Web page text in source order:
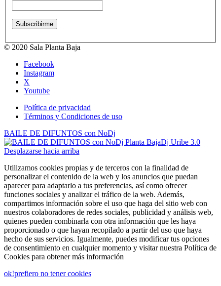
© 2020 Sala Planta Baja
Facebook
Instagram
X
Youtube
Política de privacidad
Términos y Condiciones de uso
BAILE DE DIFUNTOS con NoDj
Dj Uribe 3.0
Desplazarse hacia arriba
Utilizamos cookies propias y de terceros con la finalidad de
personalizar el contenido de la web y los anuncios que puedan
aparecer para adaptarlo a tus preferencias, así como ofrecer
funciones sociales y analizar el tráfico de la web. Además,
compartimos información sobre el uso que haga del sitio web con
nuestros colaboradores de redes sociales, publicidad y análisis web,
quienes pueden combinarla con otra información que les haya
proporcionado o que hayan recopilado a partir del uso que haya
hecho de sus servicios. Igualmente, puedes modificar tus opciones
de consentimiento en cualquier momento y visitar nuestra Política de
Cookies para obtener más información
ok!prefiero no tener cookies